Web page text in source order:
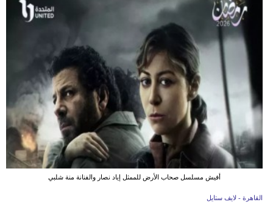
أفيش مسلسل صحاب الأرض للممثل إياد نصار والفنانة منة شلبي
القاهرة - لايف ستايل